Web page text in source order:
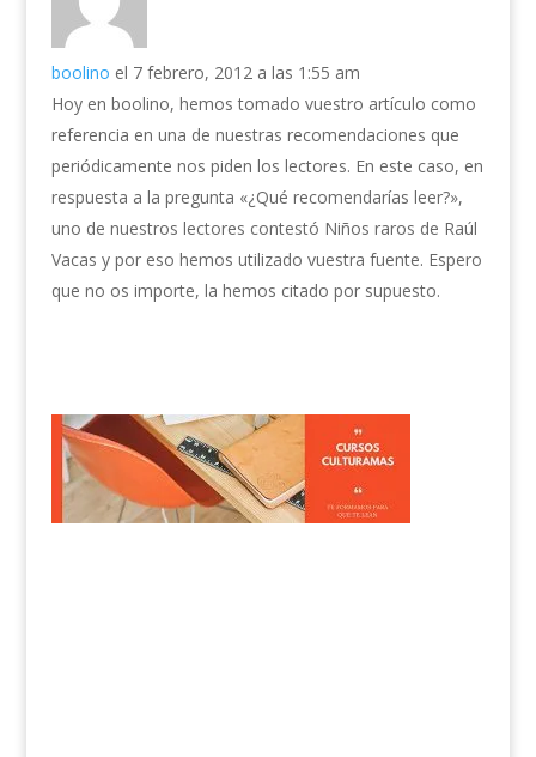
boolino el 7 febrero, 2012 a las 1:55 am
Hoy en boolino, hemos tomado vuestro artículo como
referencia en una de nuestras recomendaciones que
periódicamente nos piden los lectores. En este caso, en
respuesta a la pregunta «¿Qué recomendarías leer?»,
uno de nuestros lectores contestó Niños raros de Raúl
Vacas y por eso hemos utilizado vuestra fuente. Espero
que no os importe, la hemos citado por supuesto.